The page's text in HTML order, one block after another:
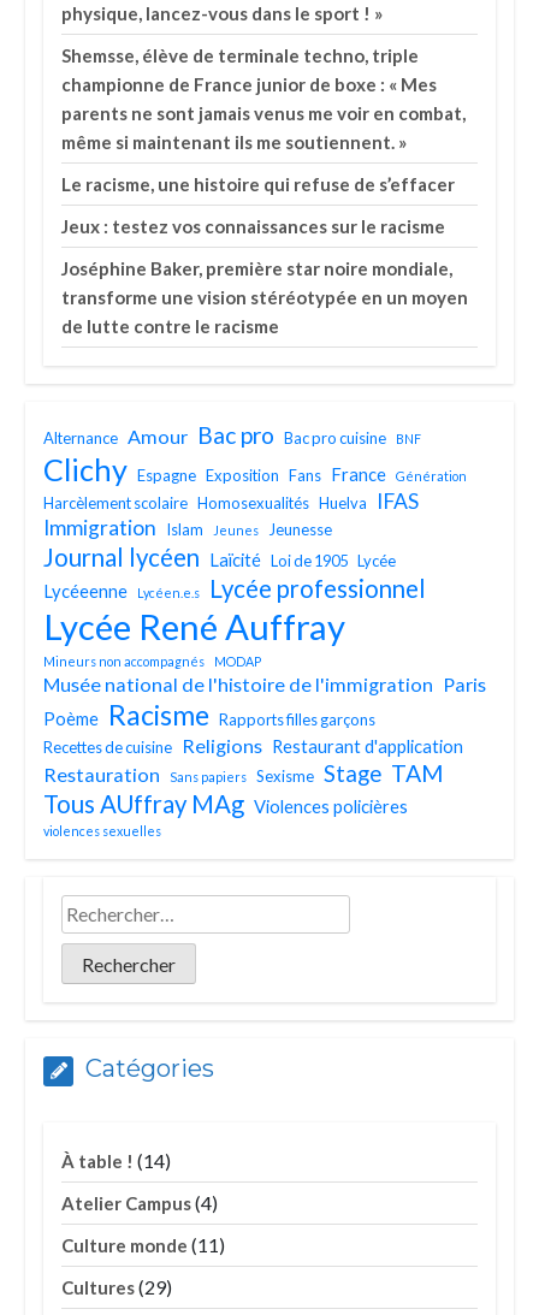
physique, lancez-vous dans le sport ! »
Shemsse, élève de terminale techno, triple
championne de France junior de boxe : « Mes
parents ne sont jamais venus me voir en combat,
même si maintenant ils me soutiennent. »
Le racisme, une histoire qui refuse de s’effacer
Jeux : testez vos connaissances sur le racisme
Joséphine Baker, première star noire mondiale,
transforme une vision stéréotypée en un moyen
de lutte contre le racisme
Alternance Amour Bac pro Bac pro cuisine BNF
Clichy Espagne Exposition Fans France Génération
Harcèlement scolaire Homosexualités Huelva
IFAS
Immigration
Islam Jeunes Jeunesse
Journal lycéen Laïcité Loi de 1905 Lycée
Lycéeenne Lycéen.e.s Lycée professionnel
Lycée René Auffray
Mineurs non accompagnés MODAP
Musée national de l'histoire de l'immigration Paris
Poème Racisme Rapports filles garçons
Recettes de cuisine
Religions Restaurant d'application
Restauration Sans papiers Sexisme Stage TAM
Tous AUffray MAg Violences policières
violences sexuelles
Catégories
À table ! (14)
Atelier Campus(4)
Culture monde (11)
Cultures(29)